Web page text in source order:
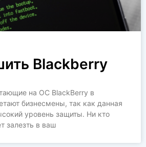
Blackberry
на ОС BlackBerry в
бизнесмены, так как данная
уровень защиты. Ни кто
залезть в ваш